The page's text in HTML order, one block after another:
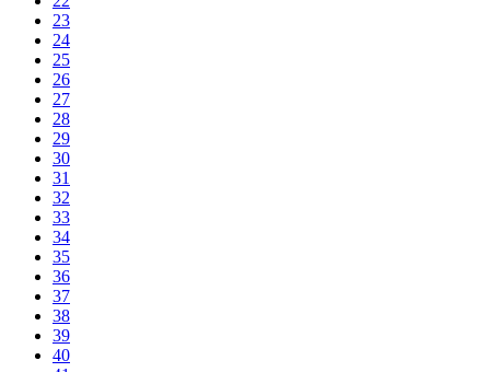
23
24
25
26
27
28
29
30
31
32
33
34
35
36
37
38
39
40